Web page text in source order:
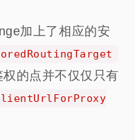
加上了相应的安
的点并不仅仅只有